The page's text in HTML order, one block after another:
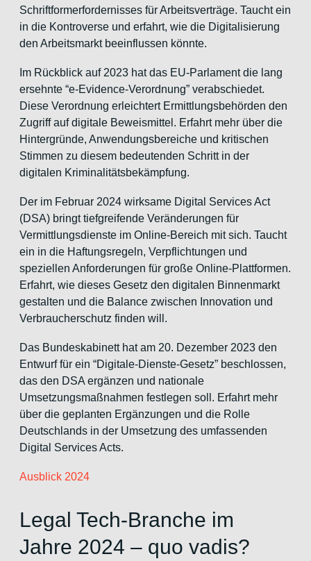
Schriftformerfordernisses für Arbeitsverträge. Taucht ein
in die Kontroverse und erfahrt, wie die Digitalisierung
den Arbeitsmarkt beeinflussen könnte.
Im Rückblick auf 2023 hat das EU-Parlament die lang
ersehnte “e-Evidence-Verordnung” verabschiedet.
Diese Verordnung erleichtert Ermittlungsbehörden den
Zugriff auf digitale Beweismittel. Erfahrt mehr über die
Hintergründe, Anwendungsbereiche und kritischen
Stimmen zu diesem bedeutenden Schritt in der
digitalen Kriminalitätsbekämpfung.
Der im Februar 2024 wirksame Digital Services Act
(DSA) bringt tiefgreifende Veränderungen für
Vermittlungsdienste im Online-Bereich mit sich. Taucht
ein in die Haftungsregeln, Verpflichtungen und
speziellen Anforderungen für große Online-Plattformen.
Erfahrt, wie dieses Gesetz den digitalen Binnenmarkt
gestalten und die Balance zwischen Innovation und
Verbraucherschutz finden will.
Das Bundeskabinett hat am 20. Dezember 2023 den
Entwurf für ein “Digitale-Dienste-Gesetz” beschlossen,
das den DSA ergänzen und nationale
Umsetzungsmaßnahmen festlegen soll. Erfahrt mehr
über die geplanten Ergänzungen und die Rolle
Deutschlands in der Umsetzung des umfassenden
Digital Services Acts.
Ausblick 2024
Legal Tech-Branche im
Jahre 2024 – quo vadis?